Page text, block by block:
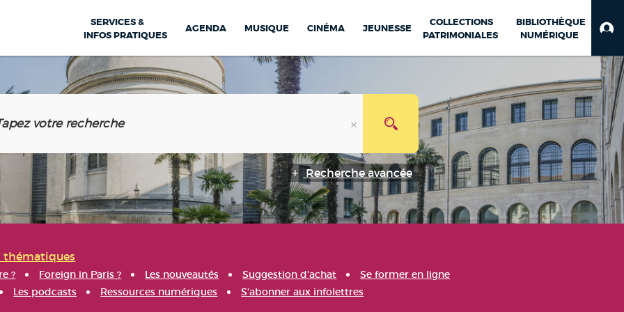
SERVICES &
INFOS PRATIQUES
AGENDA MUSIQUE CINÉMA JEUNESSE
COLLECTIONS
PATRIMONIALES
BIBLIOTHÈQUE
NUMÉRIQUE
Recherche avancée
thématiques
? Foreign in Paris ? Les nouveautés Suggestion d'achat
Se former en ligne
Les podcasts Ressources numériques S'abonner aux infolettres